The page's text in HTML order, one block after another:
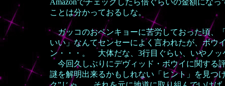
Amazonでチェックしたら倍ぐらいの金額にな
ことは分かっておるしな。
ガッコのおベンキョーに苦労しておった頃、
いい」なんてセンセーによく言われたが、ボウ
ン・・・。 大体だな、3行目ぐらい、いやノ
今回久しぶりにデヴィッド・ボウイに関する
謎を解明出来るかもしれない「ヒント」を見